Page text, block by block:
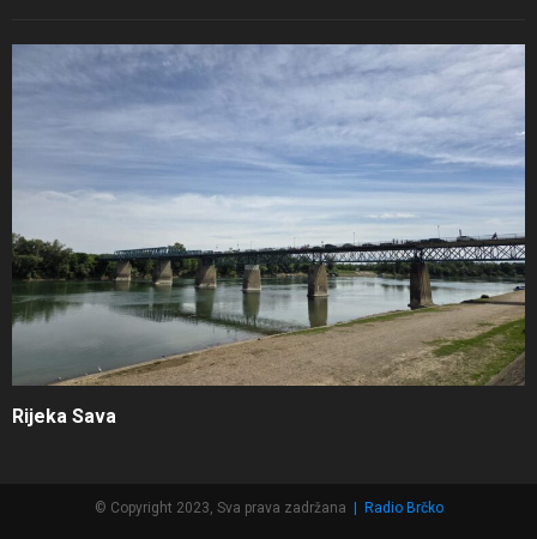
Rijeka Sava
© Copyright 2023, Sva prava zadržana Radio Brčko